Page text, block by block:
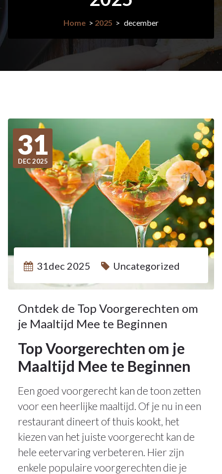
Home> 2025 > december
31
DEC 2025
31dec 2025 Uncategorized
Ontdek de Top Voorgerechten om
je Maaltijd Mee te Beginnen
Top Voorgerechten om je
Maaltijd Mee te Beginnen
Een goed voorgerecht kan de toon zetten
voor een heerlijke maaltijd. Of je nu in een
restaurant dineert of thuis kookt, het
kiezen van het juiste voorgerecht kan de
hele eetervaring verbeteren. Hier zijn
enkele populaire voorgerechten die je